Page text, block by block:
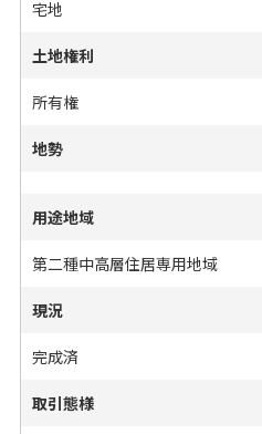
宅地
土地権利
所有権
地勢
用途地域
第二種中高層住居専用地域
現況
完成済
取引態様